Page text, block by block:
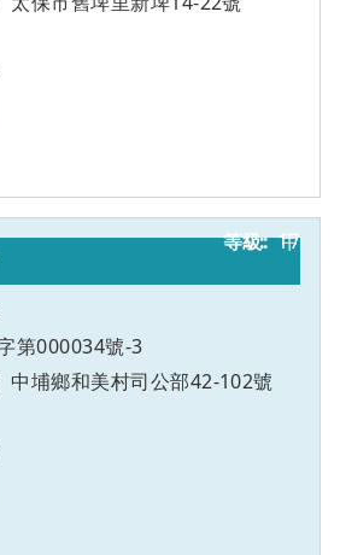
17
第000034號-3
中埔鄉和美村司公部42-102號
甲